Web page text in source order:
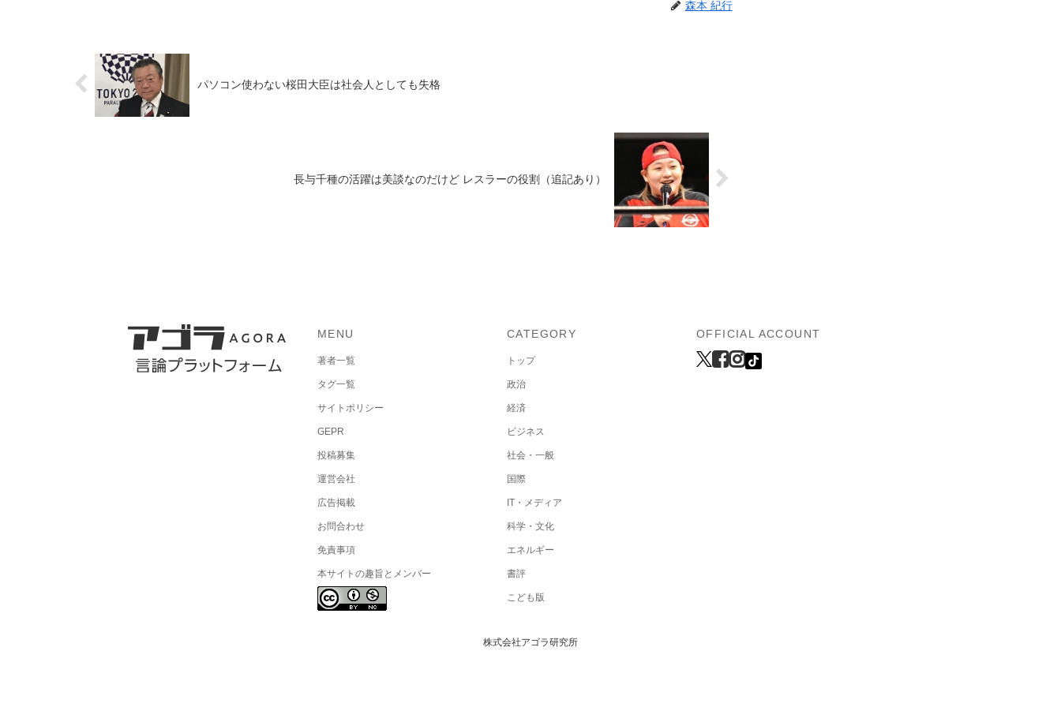
森本 紀行
パソコン使わない桜田大臣は社会人としても失格
長与千種の活躍は美談なのだけど レスラーの役割（追記あり）
MENU
著者一覧
タグ一覧
サイトポリシー
GEPR
投稿募集
運営会社
広告掲載
お問合わせ
免責事項
本サイトの趣旨とメンバー
CATEGORY
トップ
政治
経済
ビジネス
社会・一般
国際
IT・メディア
科学・文化
エネルギー
書評
こども版
OFFICIAL ACCOUNT
株式会社アゴラ研究所